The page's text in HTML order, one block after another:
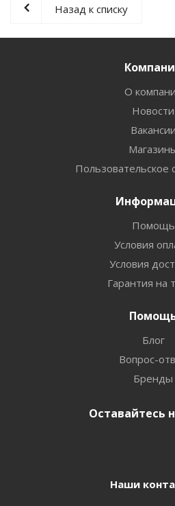
Назад к списку
О
Новости
Вакансии
Пользовательское
Помощь
Условия
Условия
Гарантия на
Блог
Вопрос-
Бренды
Оставайтесь
Наши